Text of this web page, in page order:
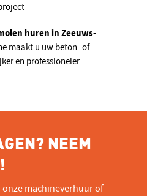
huren in Zeeuws-
maakt u uw beton- of
en professioneler.
NEEM
machineverhuur of